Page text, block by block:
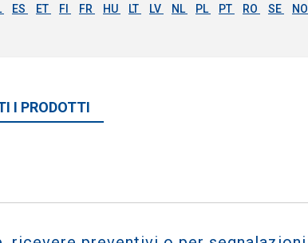
ES ET FI FR HU LT LV NL PL PT RO SE NO
I PRODOTTI